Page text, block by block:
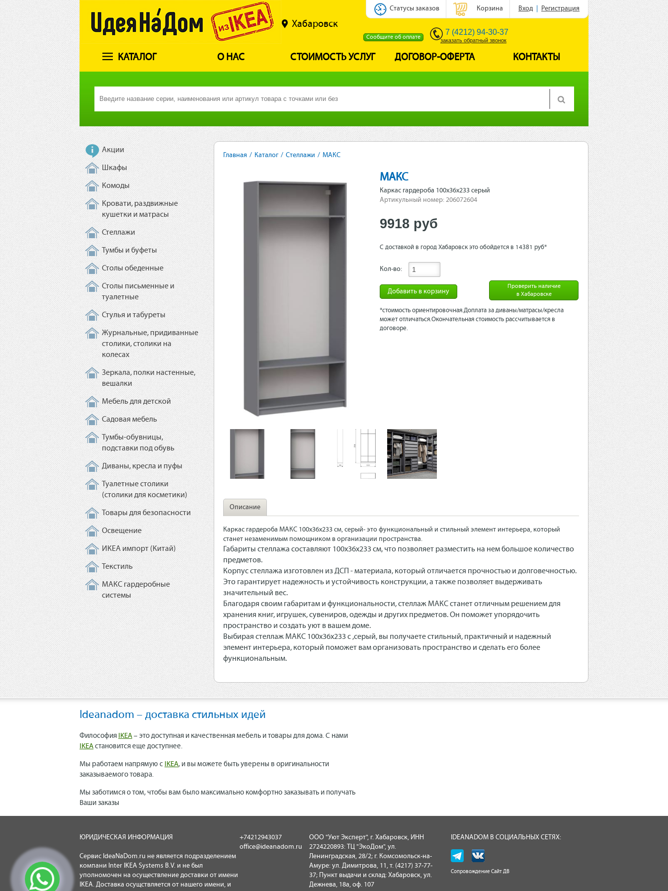
Сообщите об оплате
7 (4212) 94-30-37
заказать обратный звонок
Хабаровск
Статусы заказов Корзина Вход Регистрация
КАТАЛОГ О НАС СТОИМОСТЬ УСЛУГ ДОГОВОР-ОФЕРТА КОНТАКТЫ
Акции
Шкафы
Комоды
Кровати, раздвижные
кушетки и матрасы
Стеллажи
Тумбы и буфеты
Столы обеденные
Столы письменные и
туалетные
Стулья и табуреты
Журнальные, придиванные
столики, столики на
колесах
Зеркала, полки настенные,
вешалки
Мебель для детской
Садовая мебель
Тумбы-обувницы,
подставки под обувь
Диваны, кресла и пуфы
Туалетные столики
(столики для косметики)
Товары для безопасности
Освещение
ИКЕА импорт (Китай)
Текстиль
МАКС гардеробные
системы
Главная / Каталог / Стеллажи / МАКС
МАКС
Каркас гардероба 100х36х233 серый
Артикульный номер: 206072604
9918 рyб
С доставкой в город Хабаровск это обойдется в 14381 рyб*
Кол-во:
Проверить наличие
в Хабаровске
Добавить в корзину
*стоимость ориентировочная.Доплата за диваны/матрасы/кресла
может отличаться.Окончательная стоимость рассчитывается в
договоре.
Описание
Каркас гардероба МАКС 100х36х233 см, серый- это функциональный и стильный элемент интерьера, который
станет незаменимым помощником в организации пространства.
Габариты стеллажа составляют 100х36х233 см, что позволяет разместить на нем большое количество
предметов.
Корпус стеллажа изготовлен из ДСП - материала, который отличается прочностью и долговечностью.
Это гарантирует надежность и устойчивость конструкции, а также позволяет выдерживать
значительный вес.
Благодаря своим габаритам и функциональности, стеллаж МАКС станет отличным решением для
хранения книг, игрушек, сувениров, одежды и других предметов. Он поможет упорядочить
пространство и создать уют в вашем доме.
Выбирая стеллаж МАКС 100х36х233 с ,серый, вы получаете стильный, практичный и надежный
элемент интерьера, который поможет вам организовать пространство и сделать его более
функциональным.
Ideanadom – доставка стильных идей
Философия IKEA – это доступная и качественная мебель и товары для дома. С нами
IKEA становится еще доступнее.
Мы работаем напрямую с IKEA, и вы можете быть уверены в оригинальности
заказываемого товара.
Мы заботимся о том, чтобы вам было максимально комфортно заказывать и получать
Ваши заказы
ЮРИДИЧЕСКАЯ ИНФОРМАЦИЯ
Сервис IdeaNaDom.ru не является подразделением
компани Inter IKEA Systems B.V. и не был
уполномочен на осуществление доставки от имени
IKEA. Доставка осущствляется от нашего имени, и
+74212943037
office@ideanadom.ru
ООО "Уют Эксперт", г. Хабаровск, ИНН
2724220893: ТЦ "ЭкоДом", ул.
Ленинградская, 28/2; г. Комсомольск-на-
Амуре: ул. Димитрова, 11, т. (4217) 37-77-
37; Пункт выдачи и склад: Хабаровск, ул.
Дежнева, 18а, оф. 107
IDEANADOM В СОЦИАЛЬНЫХ СЕТЯХ:
Сопровождение Сайт ДВ